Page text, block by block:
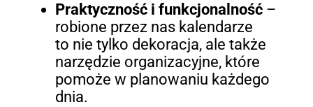
Praktyczność i funkcjonalność–
robione przez nas kalendarze
to nie tylko dekoracja, ale także
narzędzie organizacyjne, które
pomoże w planowaniu każdego
dnia.